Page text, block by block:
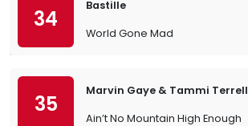
34
Bastille
World Gone Mad
35
Marvin Gaye & Tammi Terrell
Ain’t No Mountain High Enough